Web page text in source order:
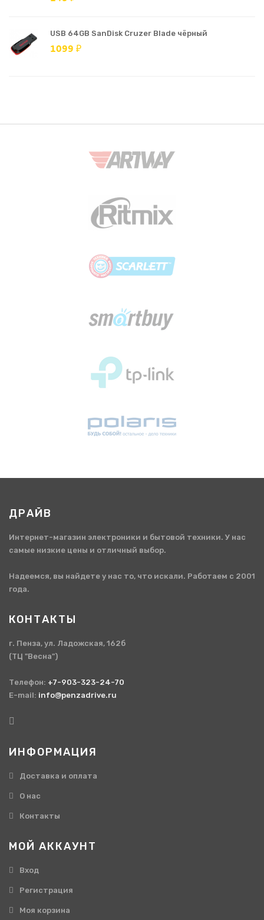
USB 64GB SanDisk Cruzer Blade чёрный
1099 ₽
ДРАЙВ
Интернет-магазин электроники и бытовой техники. У нас
самые низкие цены и отличный выбор.
Надеемся, вы найдете у нас то, что искали. Работаем с 2001
года.
КОНТАКТЫ
г. Пенза, ул. Ладожская, 162б
(ТЦ "Весна")
Телефон: +7-903-323-24-70
E-mail: info@penzadrive.ru
ИНФОРМАЦИЯ
Доставка и оплата
О нас
Контакты
МОЙ АККАУНТ
Вход
Регистрация
Моя корзина